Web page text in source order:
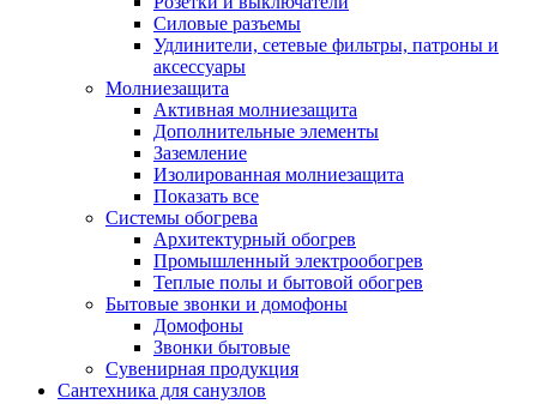
Силовые разъемы
Удлинители, сетевые фильтры, патроны и
аксессуары
Молниезащита
Активная молниезащита
Дополнительные элементы
Заземление
Изолированная молниезащита
Показать все
Системы обогрева
Архитектурный обогрев
Промышленный электрообогрев
Теплые полы и бытовой обогрев
Бытовые звонки и домофоны
Домофоны
Звонки бытовые
Сувенирная продукция
Сантехника для санузлов